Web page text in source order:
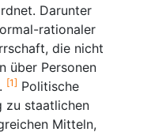
Darunter
rationaler
die nicht
über Personen
[1] Politische
zu staatlichen
Mitteln,